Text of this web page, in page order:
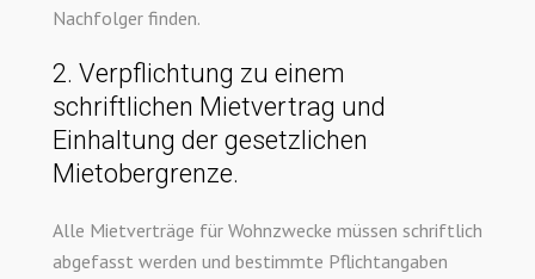
Nachfolger finden.
2. Verpflichtung zu einem
schriftlichen Mietvertrag und
Einhaltung der gesetzlichen
Mietobergrenze.
Alle Mietverträge für Wohnzwecke müssen schriftlich
abgefasst werden und bestimmte Pflichtangaben